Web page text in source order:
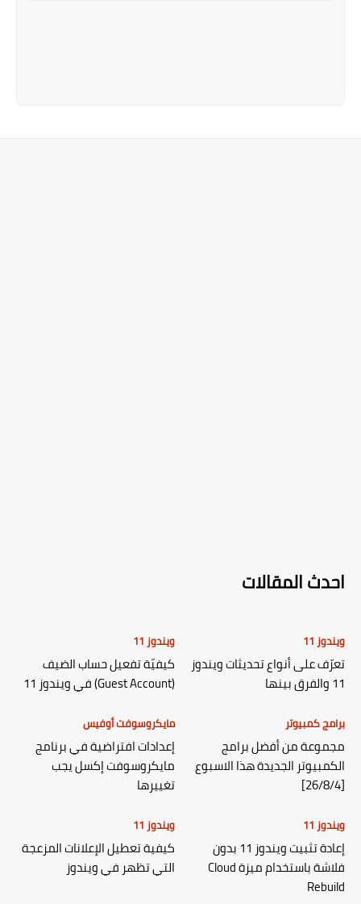
احدث المقالات
ويندوز 11
تعرّف على أنواع تحديثات ويندوز
11 والفرق بينها
ويندوز 11
كيفيّة تفعيل حساب الضيف
(Guest Account) في ويندوز 11
برامج كمبيوتر
مجموعة من أفضل برامج
الكمبيوتر الجديدة هذا الاسبوع
[26/8/4]
مايكروسوفت أوفيس
إعدادات افتراضية في برنامج
مايكروسوفت إكسل يجب
تغييرها
ويندوز 11
إعادة تثبيت ويندوز 11 بدون
فلاشة باستخدام ميزة Cloud
Rebuild
ويندوز 11
كيفية تعطيل الإعلانات المزعجة
التي تظهر في ويندوز